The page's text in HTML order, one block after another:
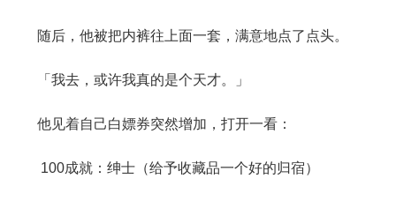
随后，他被把内裤往上面一套，满意地点了点头。
「我去，或许我真的是个天才。」
他见着自己白嫖券突然增加，打开一看：
100成就：绅士（给予收藏品一个好的归宿）